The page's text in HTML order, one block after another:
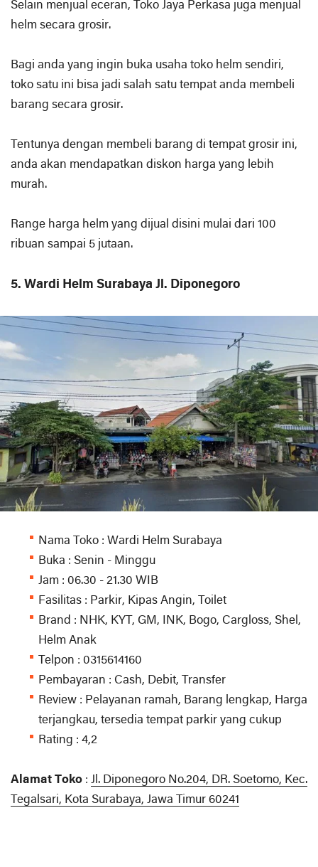
Selain menjual eceran, Toko Jaya Perkasa juga menjual
helm secara grosir.
Bagi anda yang ingin buka usaha toko helm sendiri,
toko satu ini bisa jadi salah satu tempat anda membeli
barang secara grosir.
Tentunya dengan membeli barang di tempat grosir ini,
anda akan mendapatkan diskon harga yang lebih
murah.
Range harga helm yang dijual disini mulai dari 100
ribuan sampai 5 jutaan.
5. Wardi Helm Surabaya Jl. Diponegoro
Nama Toko : Wardi Helm Surabaya
Buka : Senin - Minggu
Jam : 06.30 - 21.30 WIB
Fasilitas : Parkir, Kipas Angin, Toilet
Brand : NHK, KYT, GM, INK, Bogo, Cargloss, Shel,
Helm Anak
Telpon : 0315614160
Pembayaran : Cash, Debit, Transfer
Review : Pelayanan ramah, Barang lengkap, Harga
terjangkau, tersedia tempat parkir yang cukup
Rating : 4,2
Alamat Toko : Jl. Diponegoro No.204, DR. Soetomo, Kec.
Tegalsari, Kota Surabaya, Jawa Timur 60241